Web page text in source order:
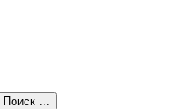
Поиск ...